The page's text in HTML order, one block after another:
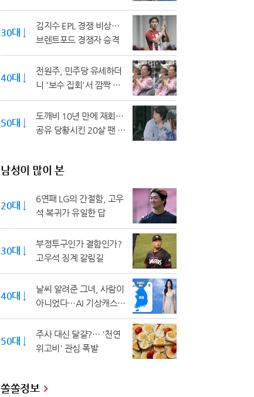
30대 ↓
김지수 EPL 경쟁 비상…
브렌트포드 경쟁자 승격
40대 ↓
전원주, 민주당 유세하더
니 '보수 집회'서 깜짝 등
장
50대 ↓
도깨비 10년 만에 재회…
공유 당황시킨 20살 팬 고
남성이 많이 본
20대 ↓
6연패 LG의 간절함, 고우
석 복귀가 유일한 답
30대 ↓
부정투구인가 결함인가?
고우석 징계 갈림길
40대 ↓
날씨 알려준 그녀, 사람이
아니었다…AI 기상캐스터
화제
50대 ↓
주사 대신 달걀?… '천연
위고비' 관심 폭발
쏠쏠정보